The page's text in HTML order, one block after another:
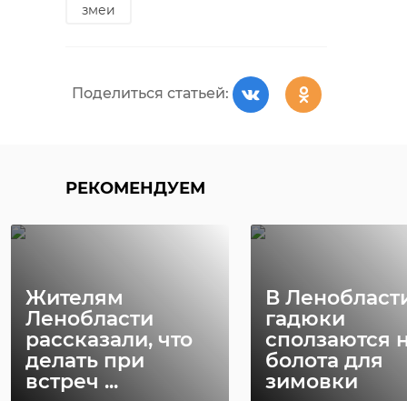
змеи
Поделиться статьей:
РЕКОМЕНДУЕМ
Жителям
Ленобласти
рассказали, что
делать при
встреч ...
В
гадюки
сползаются
болота для
зимовки